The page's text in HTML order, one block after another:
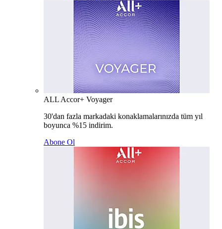
ALL Accor+ Voyager
30'dan fazla markadaki konaklamalarınızda tüm yıl
boyunca %15 indirim.
Abone Ol